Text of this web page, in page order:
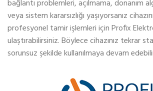
bağlantı problemleri, açılmama, donanım
veya sistem kararsızlığı yaşıyorsanız
profesyonel tamir işlemleri için Profix
ulaştırabilirsiniz. Böylece cihazınız tekrar
sorunsuz şekilde kullanılmaya devam